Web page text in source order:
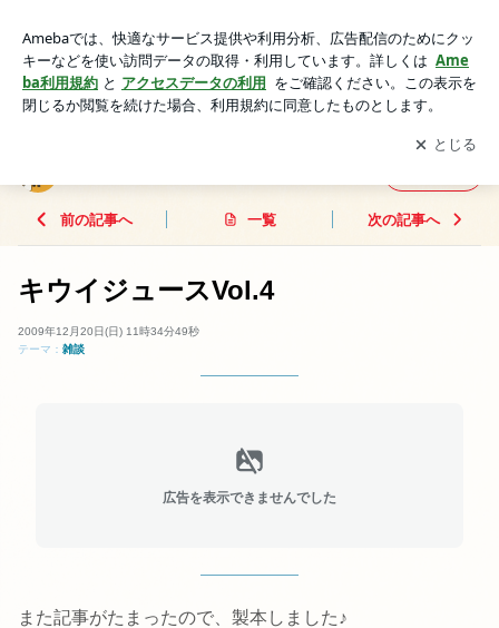
アプリをダウンロードして ブログの更新通知
を受け取りまし
ょう。
開く
前の記事へ 一覧 次の記事へ
キウイジュースVol.4
2009年12月20日(日) 11時34分49秒
テーマ： 雑談
広告を表示できませんでした
また記事がたまったので、製本しました♪